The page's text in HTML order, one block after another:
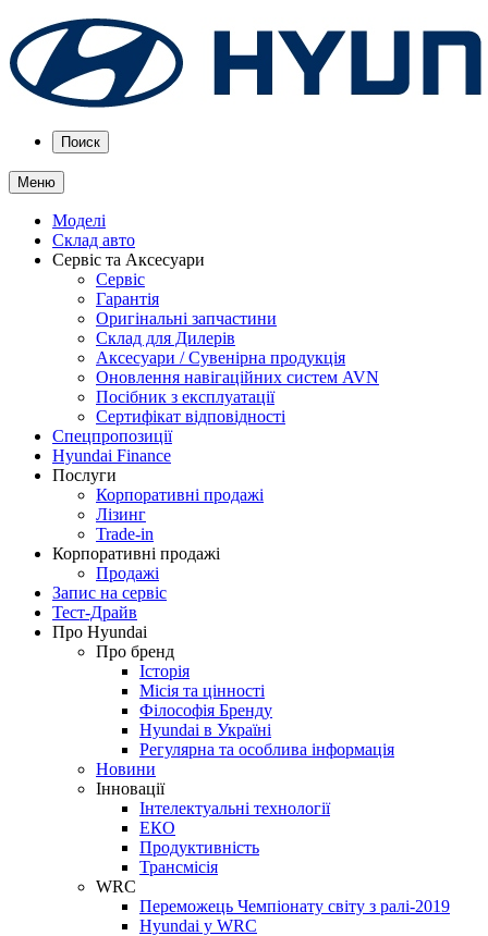
Поиск
Меню
Моделі
Склад авто
Сервіс та Аксесуари
Сервіс
Гарантія
Оригінальні запчастини
Склад для Дилерів
Аксесуари / Сувенірна продукція
Оновлення навігаційних систем AVN
Посібник з експлуатації
Сертифікат відповідності
Спецпропозиції
Hyundai Finance
Послуги
Корпоративні продажі
Лізинг
Trade-in
Корпоративні продажі
Продажі
Запис на сервіс
Тест-Драйв
Про Hyundai
Про бренд
Історія
Місія та цінності
Філософія Бренду
Hyundai в Україні
Регулярна та особлива інформація
Новини
Інновації
Інтелектуальні технології
ЕКО
Продуктивність
Трансмісія
WRC
Переможець Чемпіонату світу з ралі-2019
Hyundai у WRC